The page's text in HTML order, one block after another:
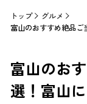
トップ
グルメ
富山のお
選！富山